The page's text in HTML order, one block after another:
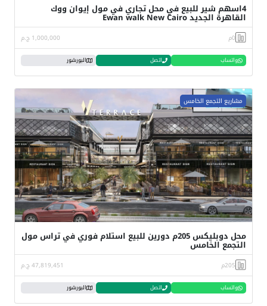
4اسهم شير للبيع في محل تجاري في مول إيوان ووك
القاهرة الجديد Ewan walk New Cairo
0م 1,000,000 ج.م
واتساب اتصل البورشور
مشاريع التجمع الخامس
محل دوبليكس 205م دورين للبيع استلام فوري في تراس مول
التجمع الخامس
205م 47,819,451 ج.م
واتساب اتصل البورشور